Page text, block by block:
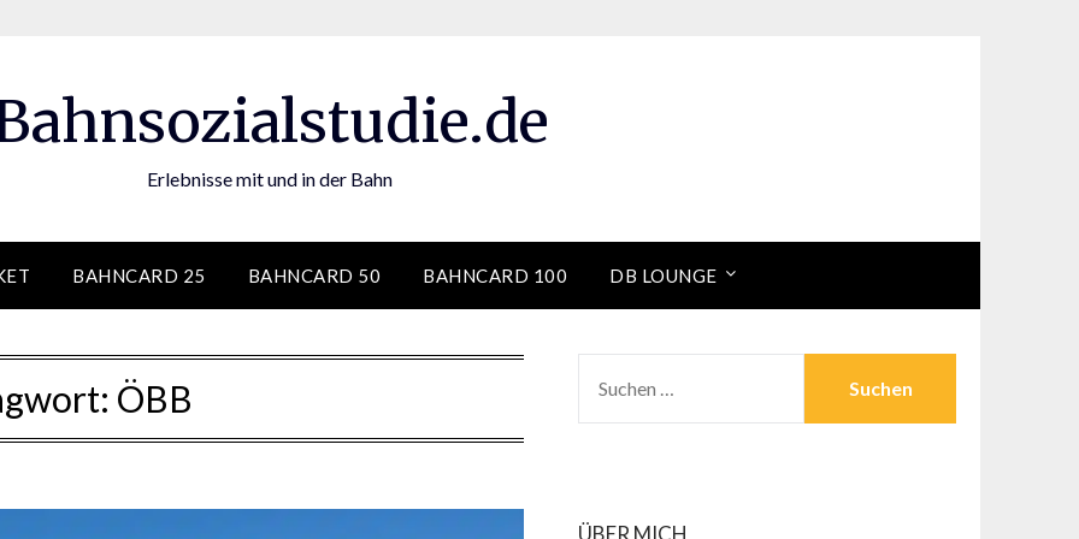
Erlebnisse mit und in der Bahn
BAHNCARD 25 BAHNCARD 50 BAHNCARD 100 DB LOUNGE
ÖBB
NACH:
ÜBER MICH